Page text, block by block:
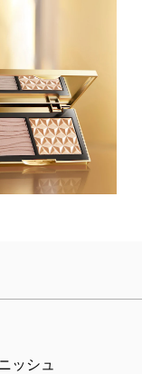
ッシュ